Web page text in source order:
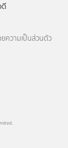
ดี
ยความเป็นส่วนตัว